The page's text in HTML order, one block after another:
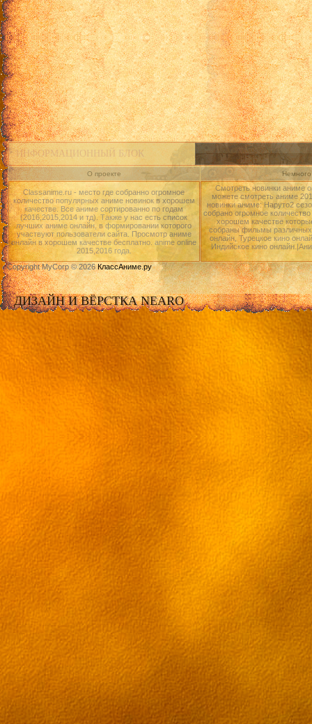
ИНФОРМАЦИОННЫЙ БЛОК
О проекте
Classanime.ru - место где собранно огромное
количество популярных аниме новинок в хорошем
качестве. Все аниме сортированно по годам
(2016,2015,2014 и тд). Также у нас есть список
лучших аниме онлайн, в формировании которого
участвуют пользователи сайта. Просмотр аниме
онлайн в хорошем качестве бесплатно. anime online
2015,2016 года.
Смотреть новинки аниме
можете смотреть аниме
новинки аниме: Наруто2
собрано огромное
хорошем качестве
собраны фильмы различных
онлайн, Турецкое кино
Индийское кино
Copyright MyCorp © 2026КлассАниме.ру
ДИЗАЙН И ВЁРСТКА NEARO